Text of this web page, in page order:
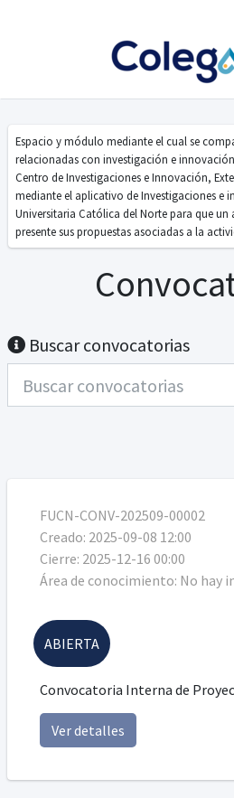
Investigaciones e
Espacio y módulo mediante el cual se
relacionadas con investigación e
Centro de Investigaciones e Innovación,
mediante el aplicativo de Investigaciones e
Universitaria Católica del Norte para que
presente sus propuestas asociadas a la
Buscar convocatorias
FUCN-CONV-202509-00002
Creado: 2025-09-08 12:00
Cierre: 2025-12-16 00:00
Área de conocimiento: No hay
Convocatoria Interna de
Ver detalles
ABIERTA